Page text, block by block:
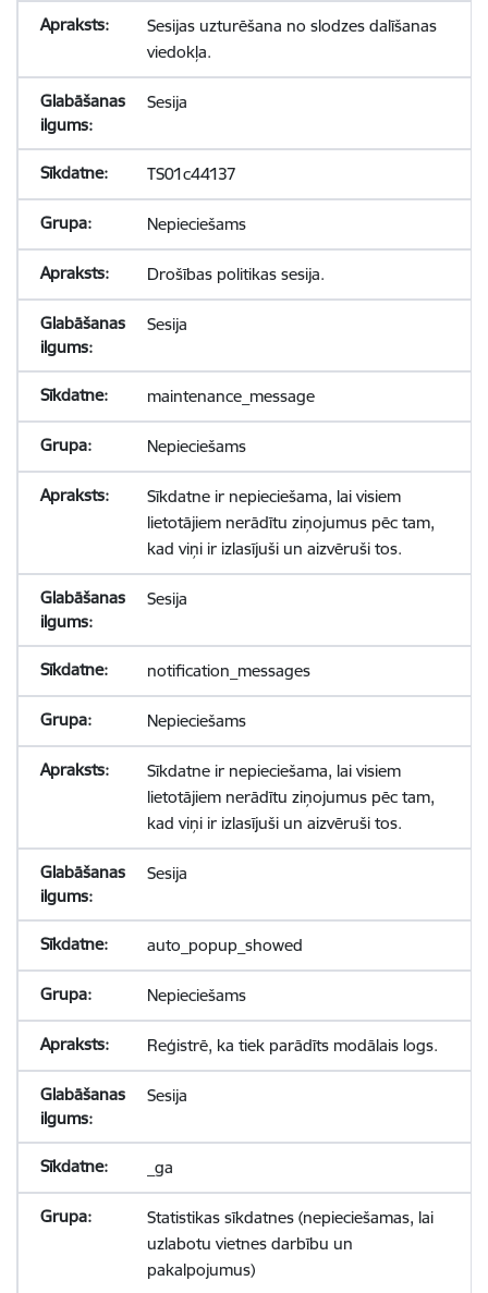
Sesijas uzturēšana no slodzes dalīšanas
viedokļa.
Sesija
TS01c44137
Nepieciešams
Drošības politikas sesija.
Sesija
maintenance_message
Nepieciešams
Sīkdatne ir nepieciešama, lai visiem
lietotājiem nerādītu ziņojumus pēc tam,
kad viņi ir izlasījuši un aizvēruši tos.
Sesija
notification_messages
Nepieciešams
Sīkdatne ir nepieciešama, lai visiem
lietotājiem nerādītu ziņojumus pēc tam,
kad viņi ir izlasījuši un aizvēruši tos.
Sesija
auto_popup_showed
Nepieciešams
Reģistrē, ka tiek parādīts modālais logs.
Sesija
_ga
Statistikas sīkdatnes (nepieciešamas, lai
uzlabotu vietnes darbību un
pakalpojumus)